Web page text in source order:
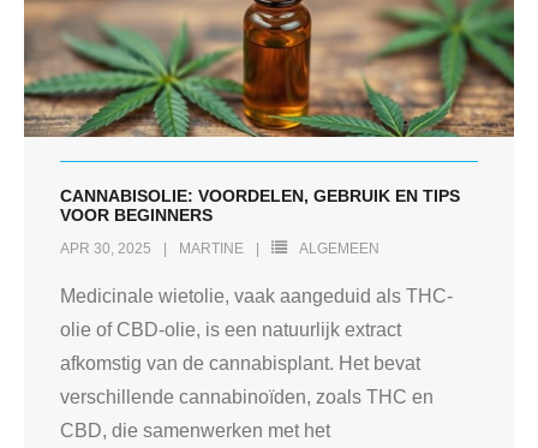
CANNABISOLIE: VOORDELEN, GEBRUIK EN TIPS
VOOR BEGINNERS
APR 30, 2025 MARTINE ALGEMEEN
Medicinale wietolie, vaak aangeduid als THC-
olie of CBD-olie, is een natuurlijk extract
afkomstig van de cannabisplant. Het bevat
verschillende cannabinoïden, zoals THC en
CBD, die samenwerken met het